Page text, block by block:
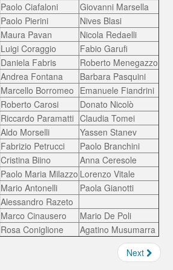
Paolo Ciafaloni
Giovanni Marsella
Paolo Pierini
Nives Blasi
Maura Pavan
Nicola Redaelli
Luigi Coraggio
Fabio Garufi
Daniela Fabris
Roberto Menegazzo
Andrea Fontana
Barbara Pasquini
Marcello Borromeo Emanuele Fiandrini
Roberto Carosi
Donato Nicolò
Riccardo Paramatti Claudia Tomei
Aldo Morselli
Yassen Stanev
Fabrizio Petrucci
Paolo Branchini
Cristina Biino
Anna Ceresole
Paolo Maria Milazzo Lorenzo Vitale
Mario Antonelli
Paola Gianotti
Alessandro Razeto
Marco Cinausero
Mario De Poli
Rosa Coniglione
Agatino Musumarra
Next